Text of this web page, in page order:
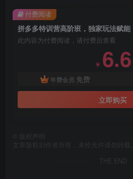
此内容为付费阅读，请付费后查看
￥ 6.6
年费会员 免费
立即购买
付费阅读
版权声明
文章版权归作者所有，未经允许请勿转载。
THE END